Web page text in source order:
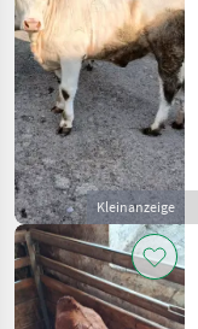
Kleinanzeige